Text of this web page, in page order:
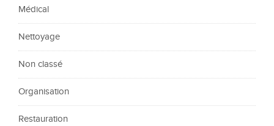
Médical
Nettoyage
Non classé
Organisation
Restauration